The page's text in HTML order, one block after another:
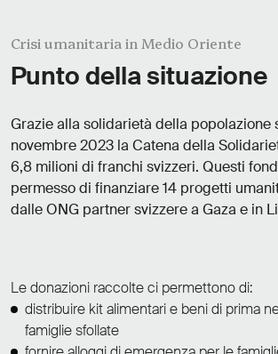
Crisi umanitaria in Medio Oriente
Punto della situazione
Grazie alla solidarietà della popolazione
novembre 2023 la Catena della
6,8 milioni di franchi svizzeri. Questi
permesso di finanziare 14 progetti
dalle ONG partner svizzere a Gaza e in
Le donazioni raccolte ci permettono di:
distribuire kit alimentari e beni di prima
famiglie sfollate